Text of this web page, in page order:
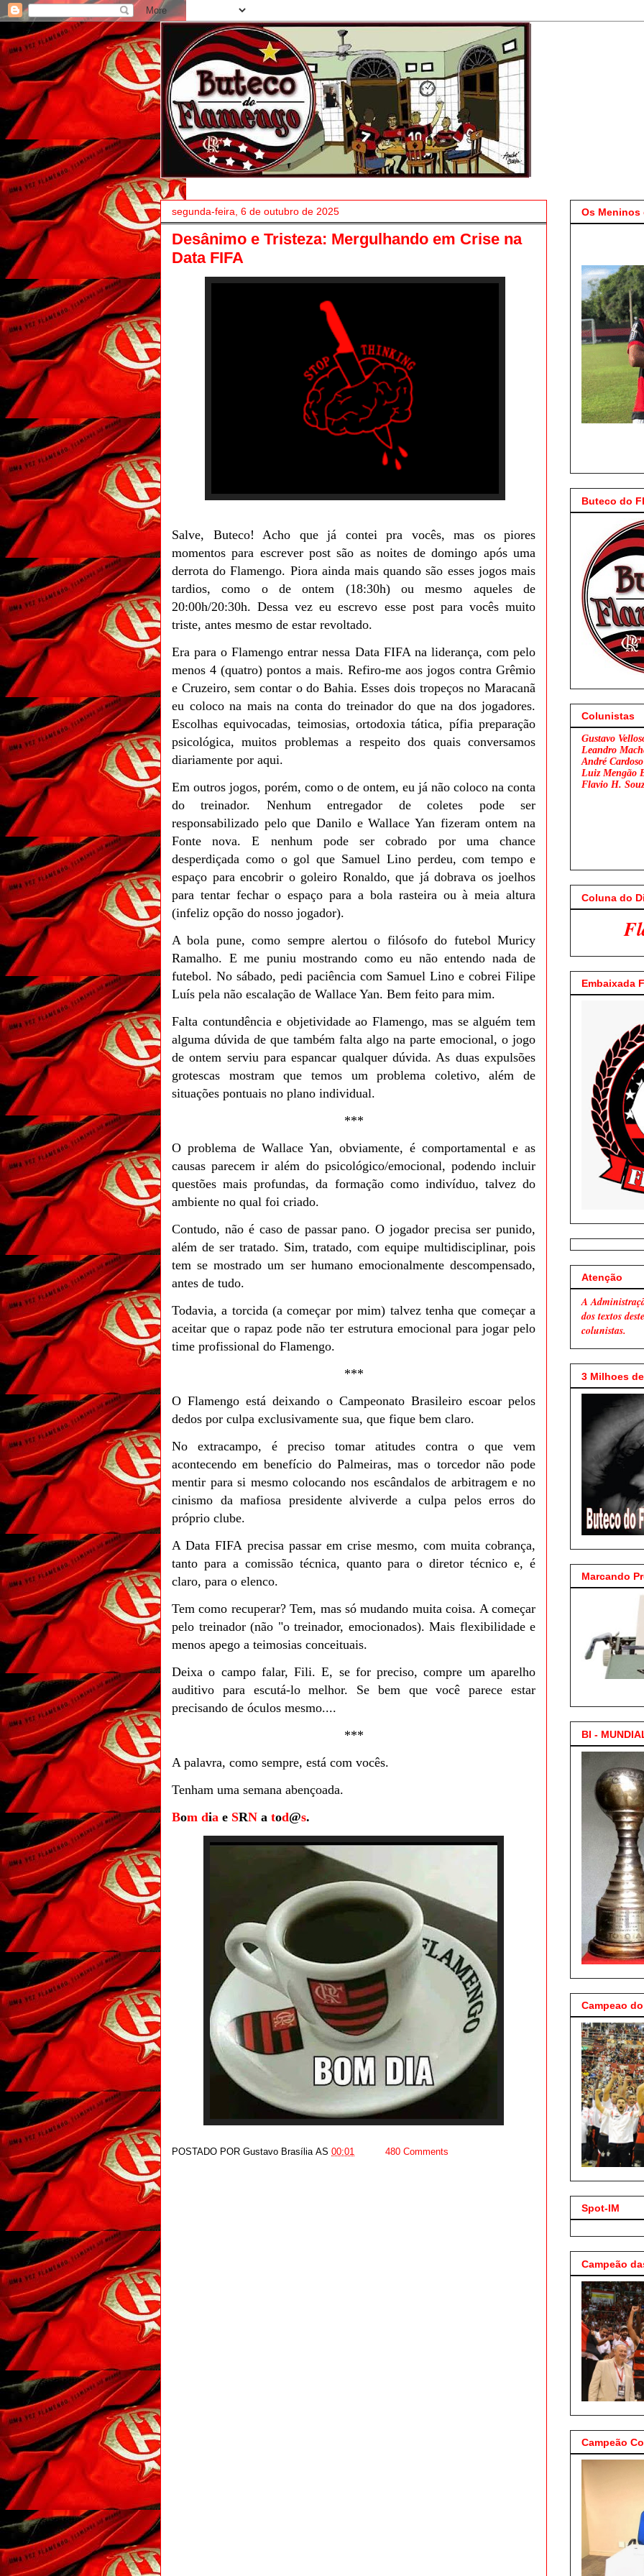
segunda-feira, 6 de outubro de 2025
Desânimo e Tristeza: Mergulhando em Crise na
Data FIFA
Salve, Buteco! Acho que já contei pra vocês, mas os piores
momentos para escrever post são as noites de domingo após uma
derrota do Flamengo. Piora ainda mais quando são esses jogos mais
tardios, como o de ontem (18:30h) ou mesmo aqueles de
20:00h/20:30h. Dessa vez eu escrevo esse post para vocês muito
triste, antes mesmo de estar revoltado.
Era para o Flamengo entrar nessa Data FIFA na liderança, com pelo
menos 4 (quatro) pontos a mais. Refiro-me aos jogos contra Grêmio
e Cruzeiro, sem contar o do Bahia. Esses dois tropeços no Maracanã
eu coloco na mais na conta do treinador do que na dos jogadores.
Escolhas equivocadas, teimosias, ortodoxia tática, pífia preparação
psicológica, muitos problemas a respeito dos quais conversamos
diariamente por aqui.
Em outros jogos, porém, como o de ontem, eu já não coloco na conta
do treinador. Nenhum entregador de coletes pode ser
responsabilizado pelo que Danilo e Wallace Yan fizeram ontem na
Fonte nova. E nenhum pode ser cobrado por uma chance
desperdiçada como o gol que Samuel Lino perdeu, com tempo e
espaço para encobrir o goleiro Ronaldo, que já dobrava os joelhos
para tentar fechar o espaço para a bola rasteira ou à meia altura
(infeliz opção do nosso jogador).
A bola pune, como sempre alertou o filósofo do futebol Muricy
Ramalho. E me puniu mostrando como eu não entendo nada de
futebol. No sábado, pedi paciência com Samuel Lino e cobrei Filipe
Luís pela não escalação de Wallace Yan. Bem feito para mim.
Falta contundência e objetividade ao Flamengo, mas se alguém tem
alguma dúvida de que também falta algo na parte emocional, o jogo
de ontem serviu para espancar qualquer dúvida. As duas expulsões
grotescas mostram que temos um problema coletivo, além de
situações pontuais no plano individual.
***
O problema de Wallace Yan, obviamente, é comportamental e as
causas parecem ir além do psicológico/emocional, podendo incluir
questões mais profundas, da formação como indivíduo, talvez do
ambiente no qual foi criado.
Contudo, não é caso de passar pano. O jogador precisa ser punido,
além de ser tratado. Sim, tratado, com equipe multidisciplinar, pois
tem se mostrado um ser humano emocionalmente descompensado,
antes de tudo.
Todavia, a torcida (a começar por mim) talvez tenha que começar a
aceitar que o rapaz pode não ter estrutura emocional para jogar pelo
time profissional do Flamengo.
***
O Flamengo está deixando o Campeonato Brasileiro escoar pelos
dedos por culpa exclusivamente sua, que fique bem claro.
No extracampo, é preciso tomar atitudes contra o que vem
acontecendo em benefício do Palmeiras, mas o torcedor não pode
mentir para si mesmo colocando nos escândalos de arbitragem e no
cinismo da mafiosa presidente alviverde a culpa pelos erros do
próprio clube.
A Data FIFA precisa passar em crise mesmo, com muita cobrança,
tanto para a comissão técnica, quanto para o diretor técnico e, é
claro, para o elenco.
Tem como recuperar? Tem, mas só mudando muita coisa. A começar
pelo treinador (não "o treinador, emocionados). Mais flexibilidade e
menos apego a teimosias conceituais.
Deixa o campo falar, Fili. E, se for preciso, compre um aparelho
auditivo para escutá-lo melhor. Se bem que você parece estar
precisando de óculos mesmo....
***
A palavra, como sempre, está com vocês.
Tenham uma semana abençoada.
Bom dia e SRN a tod@s.
POSTADO POR Gustavo Brasília AS 00:01 480 Comments
Os
Buteco do
Colunistas
Gustavo
Leandro
André Cardoso
Luiz Mengão
Flavio H.
Coluna do
Flamengo x São
Embaixada
Atenção
A
dos textos
colunistas.
3 Milhoes
Marcando
BI -
Campeao
Spot-IM
Campeão
Campeão